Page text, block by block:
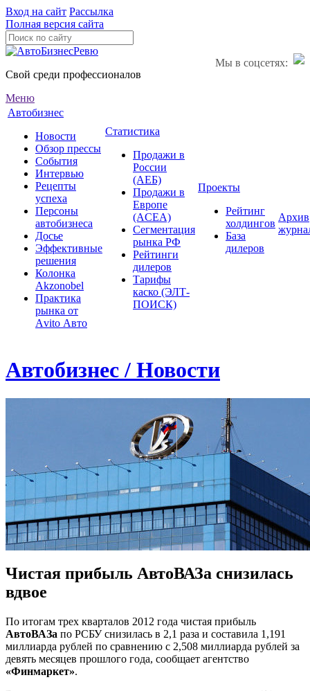
Вход на сайт Рассылка
Полная версия сайта
Мы в соцсетях:
Свой среди профессионалов
Меню
Автобизнес
Новости
Обзор прессы
События
Интервью
Рецепты
успеха
Персоны
автобизнеса
Досье
Эффективные
решения
Колонка
Akzonobel
Практика
рынка от
Аvito Авто
Статистика
Продажи в
России
(АЕБ)
Продажи в
Европе
(ACEA)
Сегментация
рынка РФ
Рейтинги
дилеров
Тарифы
каско (ЭЛТ-
ПОИСК)
Проекты
Рейтинг
холдингов
База
дилеров
Архив
Автобизнес / Новости
Чистая прибыль АвтоВАЗа снизилась
вдвое
По итогам трех кварталов 2012 года чистая прибыль
АвтоВАЗа по РСБУ снизилась в 2,1 раза и составила 1,191
миллиарда рублей по сравнению с 2,508 миллиарда рублей за
девять месяцев прошлого года, сообщает агентство
«Финмаркет».